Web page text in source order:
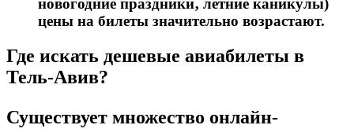
новогодние праздники‚ летние каникулы)
цены на билеты значительно возрастают.
Где искать дешевые авиабилеты в
Тель-Авив?
Существует множество онлайн-